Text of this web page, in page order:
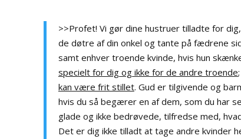
>>Profet! Vi gør dine hustruer tilladte for
de døtre af din onkel og tante på fædrene
samt enhver troende kvinde, hvis hun
specielt for dig og ikke for de andre troende
kan være frit stillet. Gud er tilgivende og
hvis du så begærer en af dem, som du har
glade og ikke bedrøvede, tilfredse med,
Det er dig ikke tilladt at tage andre kvinder